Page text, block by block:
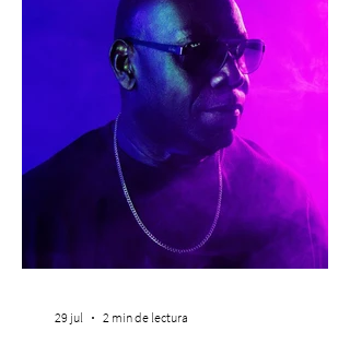
temprana, porque la información también
es una forma de acompañar. Con este
propósito, la Corporación realizará la 17ª
Corrida por la Vida, e
29 jul 2 min de lectura